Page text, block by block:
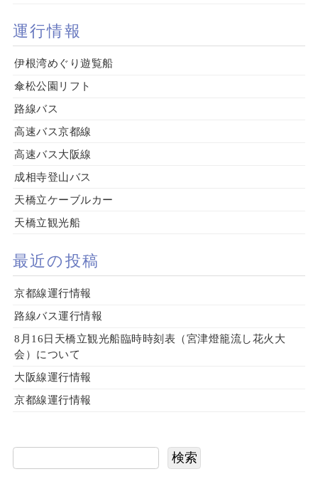
運行情報
伊根湾めぐり遊覧船
傘松公園リフト
路線バス
高速バス京都線
高速バス大阪線
成相寺登山バス
天橋立ケーブルカー
天橋立観光船
最近の投稿
京都線運行情報
路線バス運行情報
8月16日天橋立観光船臨時時刻表（宮津燈籠流し花火大
会）について
大阪線運行情報
京都線運行情報
検索